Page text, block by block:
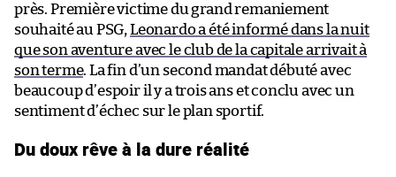
près. Première victime du grand remaniement
souhaité au PSG, Leonardo a été informé dans la nuit
que son aventure avec le club de la capitale arrivait à
son terme. La fin d’un second mandat débuté avec
beaucoup d’espoir il y a trois ans et conclu avec un
sentiment d’échec sur le plan sportif.
Du doux rêve à la dure réalité